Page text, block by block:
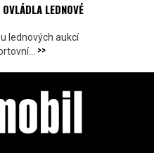
LEDNOVÉ
lednových aukcí
>>